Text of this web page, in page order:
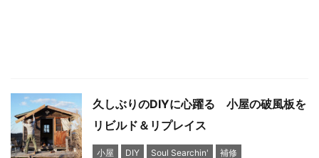
久しぶりのDIYに心躍る 小屋の破風板を
リビルド＆リプレイス
小屋 DIY Soul Searchin' 補修